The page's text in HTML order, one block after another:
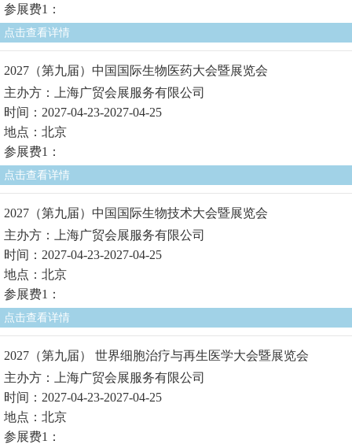
参展费1：
点击查看详情
2027（第九届）中国国际生物医药大会暨展览会
主办方：上海广贸会展服务有限公司
时间：2027-04-23-2027-04-25
地点：北京
参展费1：
点击查看详情
2027（第九届）中国国际生物技术大会暨展览会
主办方：上海广贸会展服务有限公司
时间：2027-04-23-2027-04-25
地点：北京
参展费1：
点击查看详情
2027（第九届） 世界细胞治疗与再生医学大会暨展览会
主办方：上海广贸会展服务有限公司
时间：2027-04-23-2027-04-25
地点：北京
参展费1：